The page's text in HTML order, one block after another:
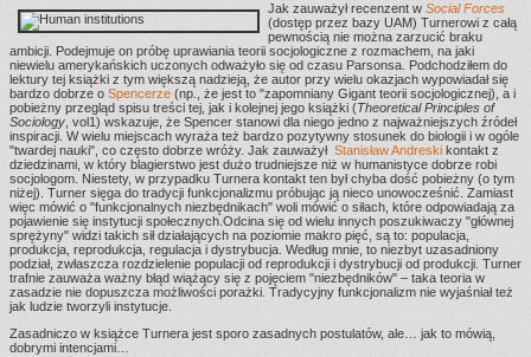
Jak zauważył recenzent w Social Forces
(dostęp przez bazy UAM) Turnerowi z całą
pewnością nie można zarzucić braku
ambicji. Podejmuje on próbę uprawiania teorii socjologiczne z rozmachem, na jaki
niewielu amerykańskich uczonych odważyło się od czasu Parsonsa. Podchodziłem do
lektury tej książki z tym większą nadzieją, że autor przy wielu okazjach wypowiadał się
bardzo dobrze o Spencerze (np., że jest to "zapomniany Gigant teorii socjologicznej), a i
pobieżny przegląd spisu treści tej, jak i kolejnej jego książki (Theoretical Principles of
Sociology , vol1) wskazuje, że Spencer stanowi dla niego jedno z najważniejszych źródeł
inspiracji. W wielu miejscach wyraża też bardzo pozytywny stosunek do biologii i w ogóle
"twardej nauki", co często dobrze wróży. Jak zauważył Stanisław Andreski kontakt z
dziedzinami, w który blagierstwo jest dużo trudniejsze niż w humanistyce dobrze robi
socjologom. Niestety, w przypadku Turnera kontakt ten był chyba dość pobieżny (o tym
niżej). Turner sięga do tradycji funkcjonalizmu próbując ją nieco unowocześnić. Zamiast
więc mówić o "funkcjonalnych niezbędnikach" woli mówić o siłach, które odpowiadają za
pojawienie się instytucji społecznych.Odcina się od wielu innych poszukiwaczy "głównej
sprężyny" widzi takich sił działających na poziomie makro pięć, są to: populacja,
produkcja, reprodukcja, regulacja i dystrybucja. Według mnie, to niezbyt uzasadniony
podział, zwłaszcza rozdzielenie populacji od reprodukcji i dystrybucji od produkcji. Turner
trafnie zauważa ważny błąd wiążący się z pojęciem "niezbędników" – taka teoria w
zasadzie nie dopuszcza możliwości porażki. Tradycyjny funkcjonalizm nie wyjaśniał też
jak ludzie tworzyli instytucje.
Zasadniczo w książce Turnera jest sporo zasadnych postulatów, ale… jak to mówią,
dobrymi intencjami…